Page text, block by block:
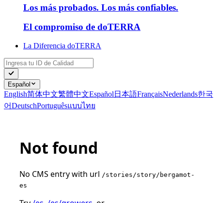
Los más probados. Los más confiables.
El compromiso de doTERRA
La Diferencia doTERRA
Español
English简体中文繁體中文Español 日本語FrançaisNederlands한국
어DeutschPortuguêsแบบไทย
Not found
No CMS entry with url /stories/story/bergamot-
es